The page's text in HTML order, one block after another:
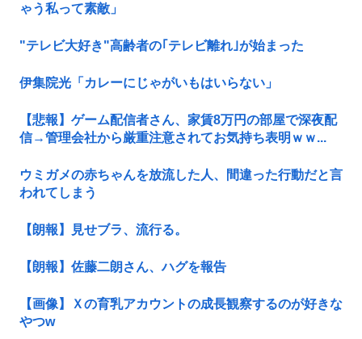
ゃう私って素敵」
"テレビ大好き"高齢者の｢テレビ離れ｣が始まった
伊集院光「カレーにじゃがいもはいらない」
【悲報】ゲーム配信者さん、家賃8万円の部屋で深夜配
信→管理会社から厳重注意されてお気持ち表明ｗｗ...
ウミガメの赤ちゃんを放流した人、間違った行動だと言
われてしまう
【朗報】見せブラ、流行る。
【朗報】佐藤二朗さん、ハグを報告
【画像】Ｘの育乳アカウントの成長観察するのが好きな
やつw